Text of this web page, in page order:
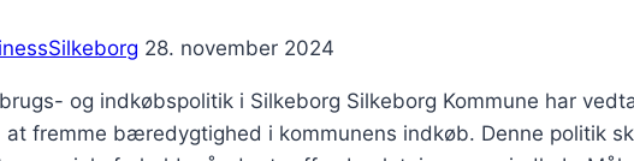
28. november 2024
og indkøbspolitik i Silkeborg Silkeborg Kommune har
at fremme bæredygtighed i kommunens indkøb. Denne politik